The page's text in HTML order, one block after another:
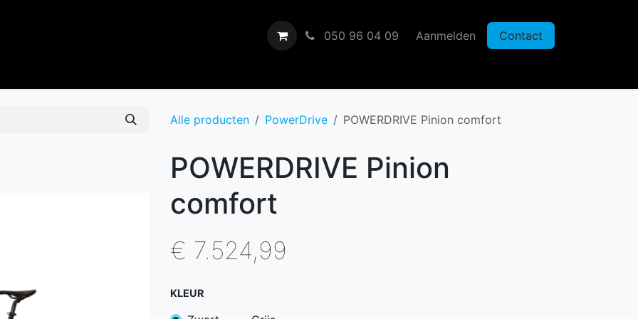
050 96 04 09 Aanmelden Contact
Alle producten PowerDrive POWERDRIVE Pinion comfort
POWERDRIVE Pinion
comfort
€ 7.524,99
KLEUR